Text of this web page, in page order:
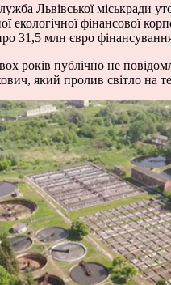
Львівської міськради
екологічної фінансової
31,5 млн євро
років публічно не
який пролив світло на